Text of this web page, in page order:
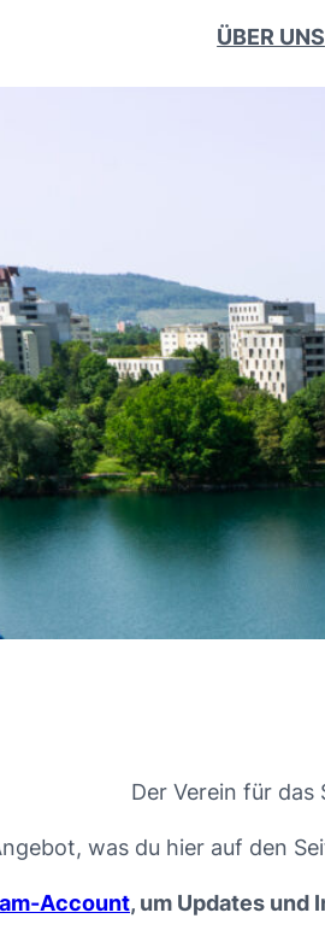
ÜBER UNS
Der Verein für das
was du hier auf den
Account, um Updates und